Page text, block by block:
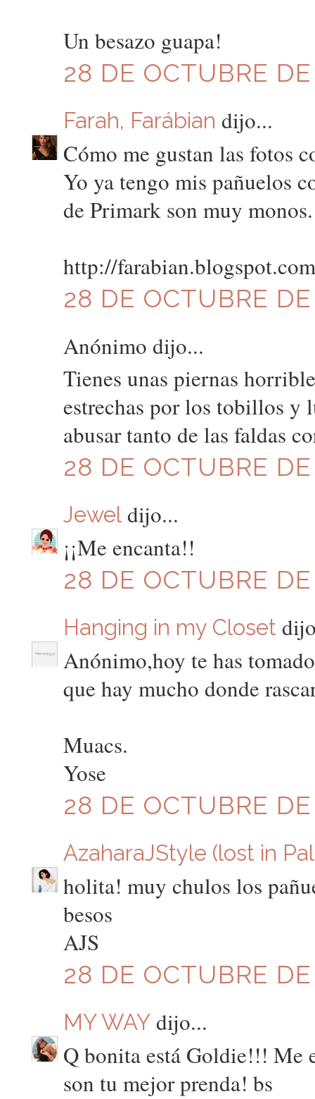
Un besazo guapa!
28 DE OCTUBRE
Farah, Farábian dijo...
Cómo me gustan las fotos
Yo ya tengo mis pañuelos
de Primark son muy monos.
http://
28 DE OCTUBRE
Anónimo dijo...
Tienes unas piernas
estrechas por los tobillos y
abusar tanto de las faldas
28 DE OCTUBRE
Jeweldijo...
¡¡Me encanta!!
28 DE OCTUBRE
Hanging in my Closet
Anónimo,hoy te has
que hay mucho donde
Muacs.
Yose
28 DE OCTUBRE
AzaharaJStyle (lost in
holita! muy chulos los
besos
AJS
28 DE OCTUBRE
MY WAYdijo...
Q bonita está Goldie!!! Me
son tu mejor prenda! bs